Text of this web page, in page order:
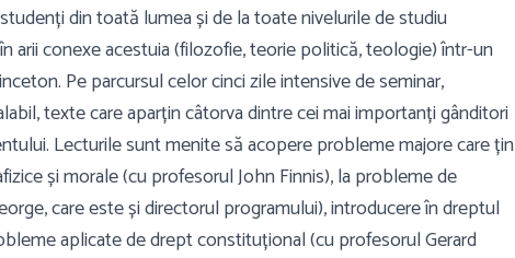
din toată lumea și de la toate nivelurile de studiu
arii conexe acestuia (filozofie, teorie politică, teologie) într-un
Pe parcursul celor cinci zile intensive de seminar,
texte care aparțin câtorva dintre cei mai importanți gânditori
Lecturile sunt menite să acopere probleme majore care țin
și morale (cu profesorul John Finnis), la probleme de
care este și directorul programului), introducere în dreptul
aplicate de drept constituțional (cu profesorul Gerard